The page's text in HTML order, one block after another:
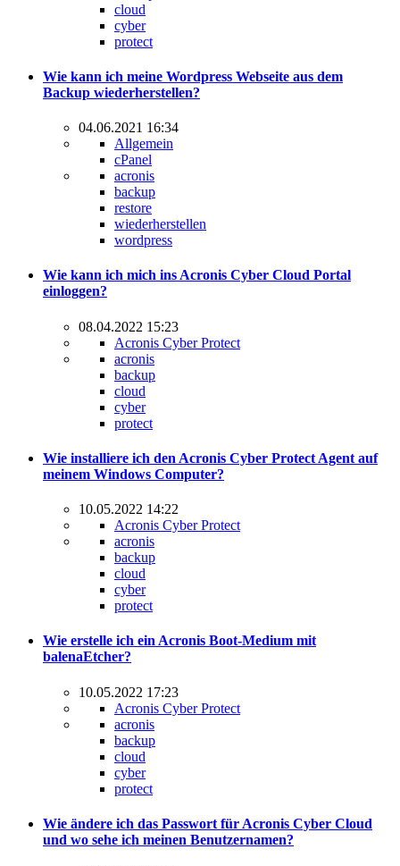
cloud
cyber
protect
Wie kann ich meine Wordpress Webseite aus dem
Backup wiederherstellen?
04.06.2021 16:34
Allgemein
cPanel
acronis
backup
restore
wiederherstellen
wordpress
Wie kann ich mich ins Acronis Cyber Cloud Portal
einloggen?
08.04.2022 15:23
Acronis Cyber Protect
acronis
backup
cloud
cyber
protect
Wie installiere ich den Acronis Cyber Protect Agent auf
meinem Windows Computer?
10.05.2022 14:22
Acronis Cyber Protect
acronis
backup
cloud
cyber
protect
Wie erstelle ich ein Acronis Boot-Medium mit
balenaEtcher?
10.05.2022 17:23
Acronis Cyber Protect
acronis
backup
cloud
cyber
protect
Wie ändere ich das Passwort für Acronis Cyber Cloud
und wo sehe ich meinen Benutzernamen?